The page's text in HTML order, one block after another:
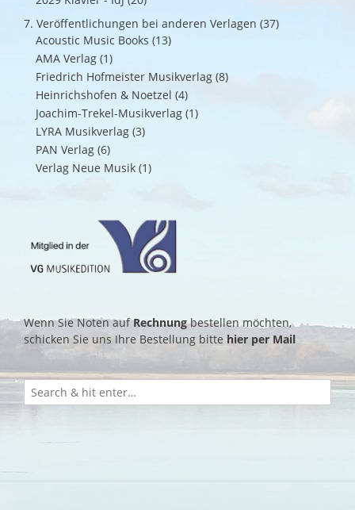
7. Veröffentlichungen bei anderen Verlagen (37)
Acoustic Music Books (13)
AMA Verlag (1)
Friedrich Hofmeister Musikverlag (8)
Heinrichshofen & Noetzel (4)
Joachim-Trekel-Musikverlag (1)
LYRA Musikverlag (3)
PAN Verlag (6)
Verlag Neue Musik (1)
Wenn Sie Noten aufRechnungbestellen möchten,
schicken Sie uns Ihre Bestellung bitte hier per Mail